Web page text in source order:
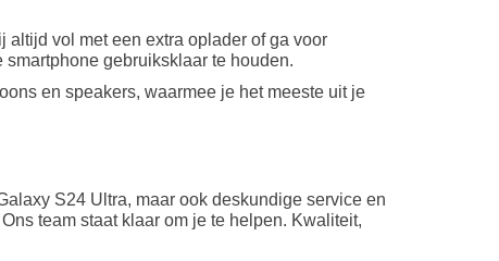
vol met een extra oplader of ga voor
gebruiksklaar te houden.
en speakers, waarmee je het meeste uit je
S24 Ultra, maar ook deskundige service en
team staat klaar om je te helpen. Kwaliteit,